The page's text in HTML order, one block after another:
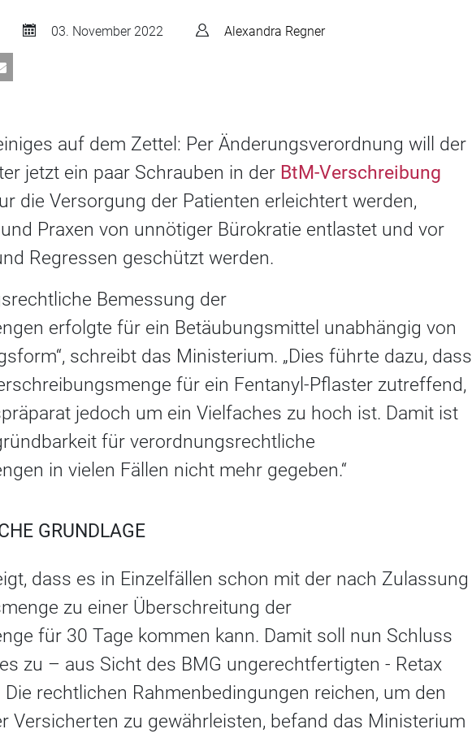
03. November 2022 Alexandra Regner
auf dem Zettel: Per Änderungsverordnung will der
jetzt ein paar Schrauben in der BtM-Verschreibung
die Versorgung der Patienten erleichtert werden,
Praxen von unnötiger Bürokratie entlastet und vor
Regressen geschützt werden.
Bemessung der
erfolgte für ein Betäubungsmittel unabhängig von
schreibt das Ministerium. „Dies führte dazu, dass
für ein Fentanyl-Pflaster zutreffend,
jedoch um ein Vielfaches zu hoch ist. Damit ist
für verordnungsrechtliche
in vielen Fällen nicht mehr gegeben.“
GRUNDLAGE
dass es in Einzelfällen schon mit der nach Zulassung
zu einer Überschreitung der
für 30 Tage kommen kann. Damit soll nun Schluss
zu – aus Sicht des BMG ungerechtfertigten - Retax
rechtlichen Rahmenbedingungen reichen, um den
Versicherten zu gewährleisten, befand das Ministerium